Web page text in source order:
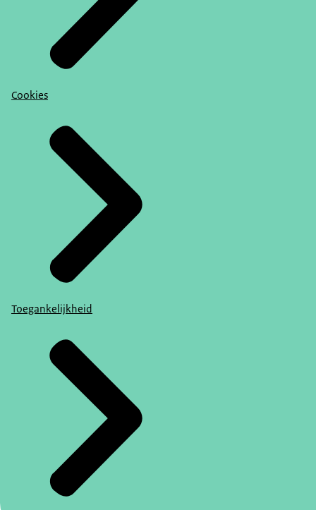
Cookies
Toegankelijkheid